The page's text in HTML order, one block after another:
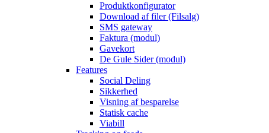
Produktkonfigurator
Download af filer (Filsalg)
SMS gateway
Faktura (modul)
Gavekort
De Gule Sider (modul)
Features
Social Deling
Sikkerhed
Visning af besparelse
Statisk cache
Viabill